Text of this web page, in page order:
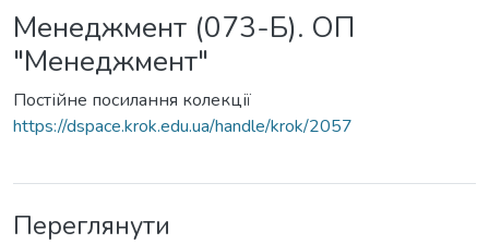
Менеджмент (073-Б). ОП
"Менеджмент"
Постійне посилання колекції
https://dspace.krok.edu.ua/handle/krok/2057
Переглянути